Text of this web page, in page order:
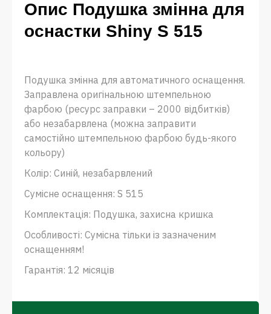
Опис Подушка змінна для
оснастки Shiny S 515
Подушка змінна для автоматичного оснащення.
Заправлена ​​оригінальною штемпельною
фарбою (ресурс заправки – 2000 відбитків)
або незабарвлена ​​(можна заправити
самостійно штемпельною фарбою будь-якого
кольору)
Колір: Синій, незабарвлений
Сумісне оснащення: S 515
Комплектація: Подушка, захисна кришка
Особливості: Сумісна тільки із зазначеним
оснащенням!
Гарантія: 12 місяців